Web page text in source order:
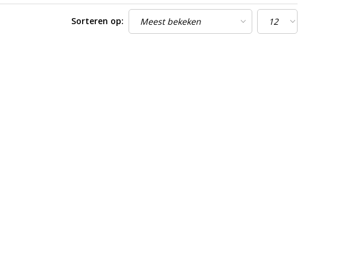
Sorteren op: